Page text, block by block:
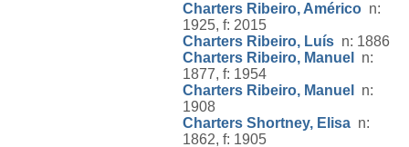
Charters Ribeiro, Américo n:
1925, f: 2015
Charters Ribeiro, Luís n: 1886
Charters Ribeiro, Manuel
n:
1877, f: 1954
Charters Ribeiro, Manuel
n:
1908
Charters Shortney, Elisa n:
1862, f: 1905